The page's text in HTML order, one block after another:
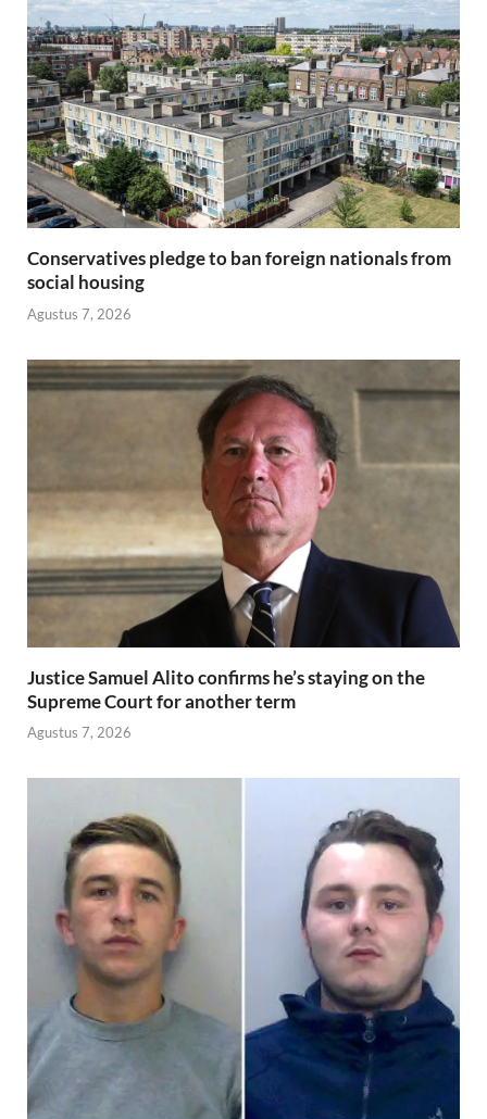
Conservatives pledge to ban foreign nationals from
social housing
Agustus 7, 2026
Justice Samuel Alito confirms he’s staying on the
Supreme Court for another term
Agustus 7, 2026